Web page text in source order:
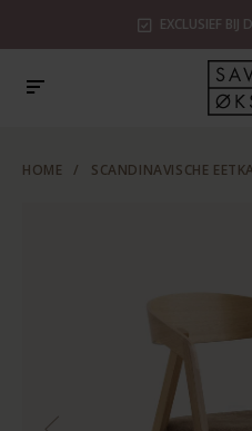
EXCLUSIEF BIJ
HOME / SCANDINAVISCHE